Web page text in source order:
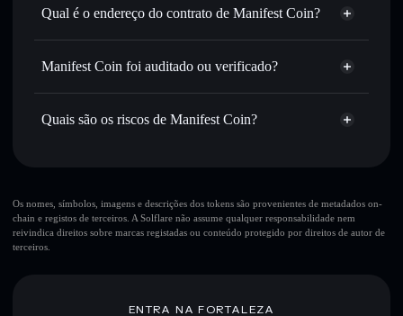
Enviar de forma privada
associar publicamente as carteiras usando o Agregador de
volume, capitalização de mercado e liquidez de
MANIFEST
Agregador de Privacidade
Qual é o endereço do contrato de Manifest Coin?
Manifest Coin
HNSNs28YsG2DMFFhr8GBSk67tRTZwmutrmn5TWNLpump
MANIFEST
Carteira
Manifest Coin foi auditado ou verificado?
Manifest Coin não está verificado
Quais são os riscos de Manifest Coin?
10 principais carteiras
Manifest Coin
única carteira
Os nomes, símbolos, imagens e descrições dos tokens são provenientes de metadados on-
chain e registos de terceiros. A Solflare não assume qualquer responsabilidade nem
reivindica direitos sobre marcas registadas ou conteúdo protegido por direitos de autor de
terceiros.
ENTRA NA FORTALEZA